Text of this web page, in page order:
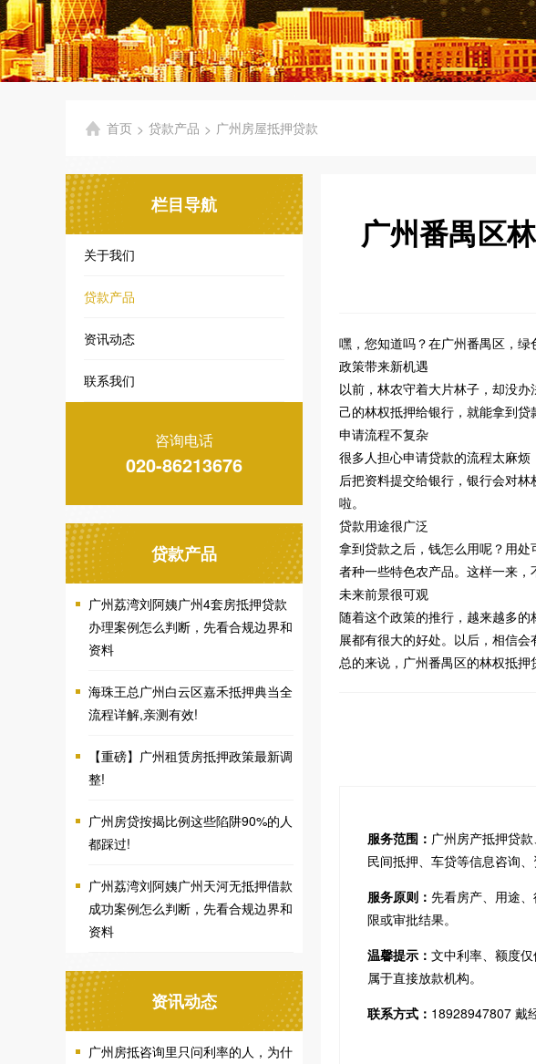
首页 > 贷款产品 > 广州房屋抵押贷款
栏目导航
关于我们
贷款产品
资讯动态
联系我们
咨询电话
020-86213676
贷款产品
广州荔湾刘阿姨广州4套房抵押贷款
办理案例怎么判断，先看合规边界和
资料
海珠王总广州白云区嘉禾抵押典当全
流程详解,亲测有效!
【重磅】广州租赁房抵押政策最新调
整!
广州房贷按揭比例这些陷阱90%的人
都踩过!
广州荔湾刘阿姨广州天河无抵押借款
成功案例怎么判断，先看合规边界和
资料
资讯动态
广州房抵咨询里只问利率的人，为什
广州番禺区
嘿，您知道吗？在广州番禺区，绿
政策带来新机遇
以前，林农守着大片林子，却没
己的林权抵押给银行，就能拿到贷
申请流程不复杂
很多人担心申请贷款的流程太麻
后把资料提交给银行，银行会对
啦。
贷款用途很广泛
拿到贷款之后，钱怎么用呢？用
者种一些特色农产品。这样一来，
未来前景很可观
随着这个政策的推行，越来越多
展都有很大的好处。以后，相信会
总的来说，广州番禺区的林权抵
服务范围： 广州房产抵押贷
民间抵押、车贷等信息咨询、
服务原则： 先看房产、用途
限或审批结果。
温馨提示： 文中利率、额度
属于直接放款机构。
联系方式： 18928947807 戴